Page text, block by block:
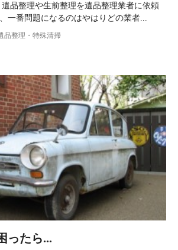
品整理や生前整理を遺品整理業者に依頼
一番問題になるのはやはりどの業者...
品整理・特殊清掃
ったら...